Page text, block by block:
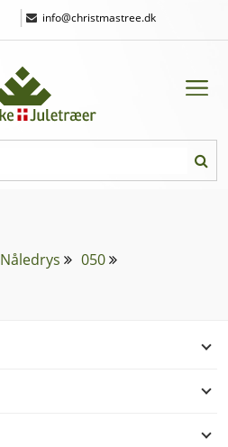
| info@christmastree.dk
Nåledrys
050